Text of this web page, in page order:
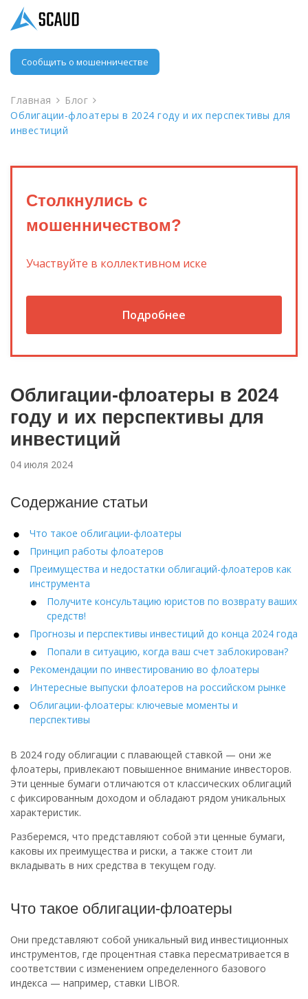
Сообщить о мошенничестве
Главная
Блог
Облигации-флоатеры в 2024 году и их перспективы для
инвестиций
Столкнулись с
мошенничеством?
Участвуйте в коллективном иске
Подробнее
Облигации-флоатеры в 2024
году и их перспективы для
инвестиций
04 июля 2024
Содержание статьи
Что такое облигации-флоатеры
Принцип работы флоатеров
Преимущества и недостатки облигаций-флоатеров как
инструмента
Получите консультацию юристов по возврату ваших
средств!
Прогнозы и перспективы инвестиций до конца 2024 года
Попали в ситуацию, когда ваш счет заблокирован?
Рекомендации по инвестированию во флоатеры
Интересные выпуски флоатеров на российском рынке
Облигации-флоатеры: ключевые моменты и
перспективы
В 2024 году облигации с плавающей ставкой — они же
флоатеры, привлекают повышенное внимание инвесторов.
Эти ценные бумаги отличаются от классических облигаций
с фиксированным доходом и обладают рядом уникальных
характеристик.
Разберемся, что представляют собой эти ценные бумаги,
каковы их преимущества и риски, а также стоит ли
вкладывать в них средства в текущем году.
Что такое облигации-флоатеры
Они представляют собой уникальный вид инвестиционных
инструментов, где процентная ставка пересматривается в
соответствии с изменением определенного базового
индекса — например, ставки LIBOR.